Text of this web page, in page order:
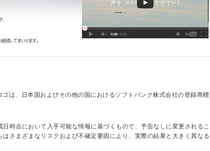
は、日本国およびその他の国におけるソフトバンク株式会社の登録商標
時点において入手可能な情報に基づくもので、予告なしに変更される
さまざまなリスクおよび不確定要因により、実際の結果と大きく異な